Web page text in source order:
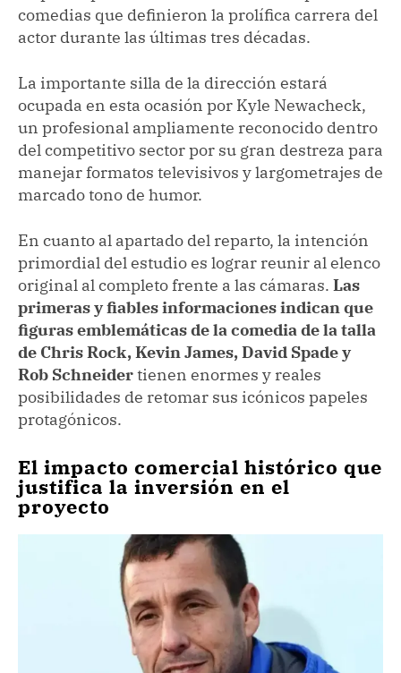
comedias que definieron la prolífica carrera del
actor durante las últimas tres décadas.
La importante silla de la dirección estará
ocupada en esta ocasión por Kyle Newacheck,
un profesional ampliamente reconocido dentro
del competitivo sector por su gran destreza para
manejar formatos televisivos y largometrajes de
marcado tono de humor.
En cuanto al apartado del reparto, la intención
primordial del estudio es lograr reunir al elenco
original al completo frente a las cámaras. Las
primeras y fiables informaciones indican que
figuras emblemáticas de la comedia de la talla
de Chris Rock, Kevin James, David Spade y
Rob Schneidertienen enormes y reales
posibilidades de retomar sus icónicos papeles
protagónicos.
El impacto comercial histórico que
justifica la inversión en el
proyecto